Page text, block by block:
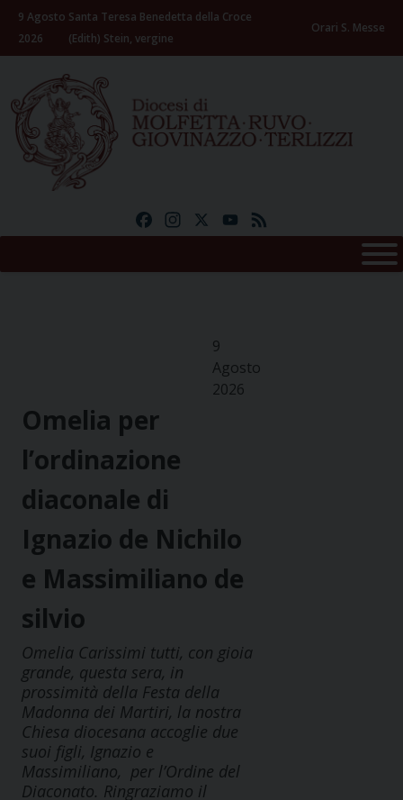
Skip
content
9 Agosto
2026
Santa Teresa Benedetta della Croce
(Edith) Stein, vergine
Orari S. Messe
FacebookInstagramYouTube
9
Agosto
2026
Omelia per
l’ordinazione
diaconale di
Ignazio de Nichilo
e Massimiliano de
silvio
Omelia Carissimi tutti, con gioia
grande, questa sera, in
prossimità della Festa della
Madonna dei Martiri, la nostra
Chiesa diocesana accoglie due
suoi figli, Ignazio e
Massimiliano, per l’Ordine del
Diaconato. Ringraziamo il